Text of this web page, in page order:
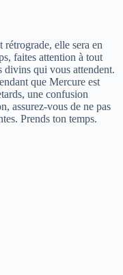
rétrograde, elle sera en
faites attention à tout
divins qui vous attendent.
que Mercure est
une confusion
assurez-vous de ne pas
Prends ton temps.